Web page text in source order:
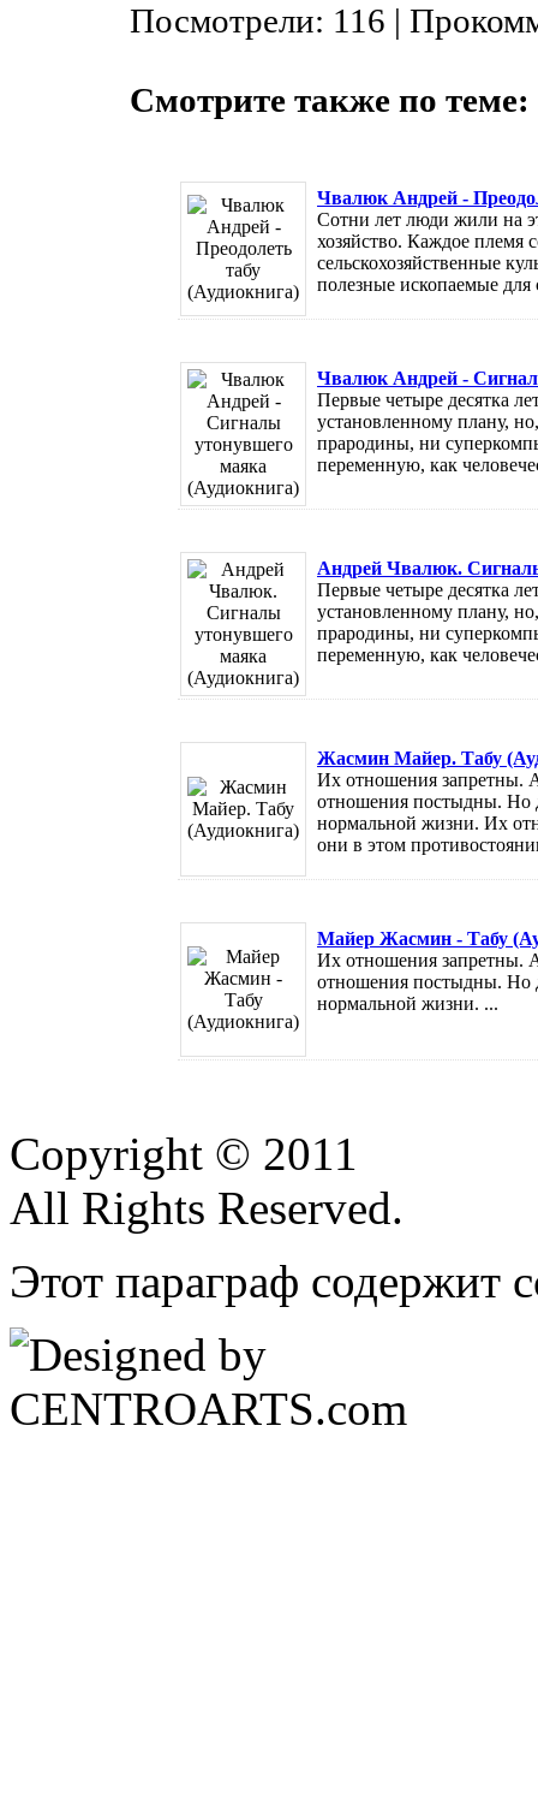
Посмотрели: 116 |
Смотрите также по теме:
Чвалюк Андрей -
Сотни лет люди жили на
хозяйство. Каждое
сельскохозяйственные
полезные ископаемые
Чвалюк Андрей -
Первые четыре десятка
установленному плану,
прародины, ни
переменную, как
Андрей Чвалюк.
Первые четыре десятка
установленному плану,
прародины, ни
переменную, как
Жасмин Майер. Табу
Их отношения запретны.
отношения постыдны. Но
нормальной жизни. Их
они в этом
Майер Жасмин - Табу
Их отношения запретны.
отношения постыдны. Но
нормальной жизни. ...
Copyright © 2011
All Rights Reserved.
Этот параграф содержит